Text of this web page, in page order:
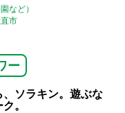
園など）
市
ー
、ソラキン。遊ぶな
。